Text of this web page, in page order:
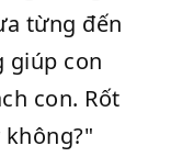
từng đến
giúp con
con. Rốt